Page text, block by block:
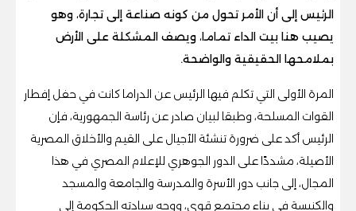
الرئيس إلى أن الأمر تحول من كونه صناعة إلى تجارة، وهو
يصيب هنا بيت الداء تماما، ويصف المشكلة على الأرض
بملامحها الحقيقية والواضحة.
المرة الأولى التي تكلم فيها الرئيس عن الدراما كانت في حفل إفطار
القوات المسلحة، وطبقا لبيان صادر عن رئاسة الجمهورية، فإن
الرئيس أكد على ضرورة تنشئة الأجيال على القيم والأخلاق المصرية
الأصيلة، مشددًا على الدور الجوهري للإعلام المصري في هذا
المجال، إلى جانب دور الأسرة والمدرسة والجامعة والمسجد
والكنيسة في بناء مجتمع قوي، ووجه سيادته الحكومة إلى